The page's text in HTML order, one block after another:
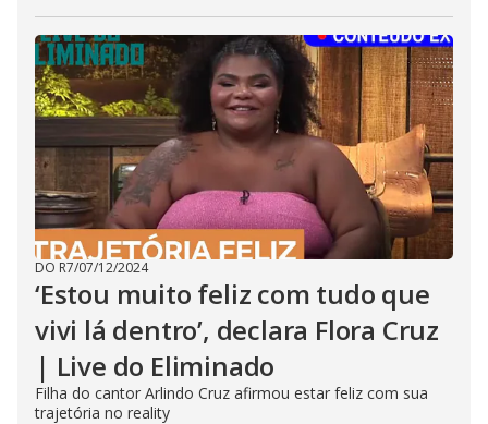
DO R7/07/12/2024
‘Estou muito feliz com tudo que
vivi lá dentro’, declara Flora Cruz
| Live do Eliminado
Filha do cantor Arlindo Cruz afirmou estar feliz com sua
trajetória no reality